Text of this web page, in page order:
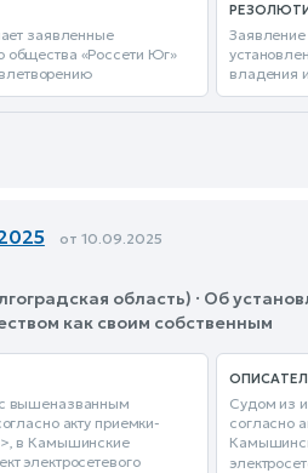
заявленные
общества «Россети Юг»
владения
от 10.09.2025
область) · Об
как своим собственным
вышеназванным
акту приемки-
в Камышинские
электросетевого
Судом из
согласно